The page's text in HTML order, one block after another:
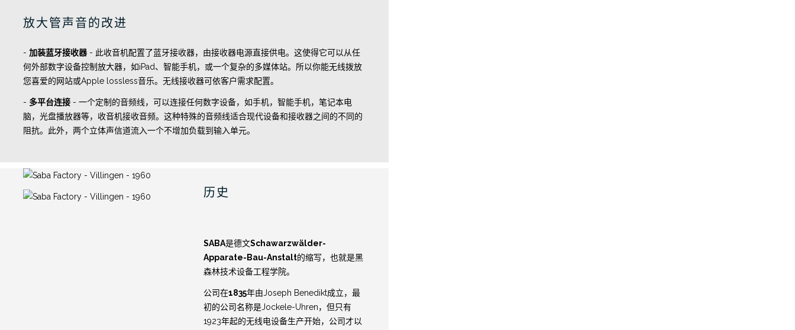
放大管声音的改进
- 加装蓝牙接收器- 此收音机配置了蓝牙接收器，由接收器电源直接供电。这使得它可以从任
何外部数字设备控制放大器，如iPad、智能手机，或一个复杂的多媒体站。所以你能无线拨放
您喜爱的网站或Apple lossless音乐。无线接收器可依客户需求配置。
- 多平台连接 - 一个定制的音频线，可以连接任何数字设备，如手机，智能手机，笔记本电
脑，光盘播放器等，收音机接收音频。这种特殊的音频线适合现代设备和接收器之间的不同的
阻抗。此外，两个立体声信道流入一个不增加负载到输入单元。
历史
SABA是德文Schawarzwälder-
Apparate-Bau-Anstalt的缩写，也就是黑
森林技术设备工程学院。
公司在1835年由Joseph Benedikt成立，最
初的公司名称是Jockele-Uhren，但只有
1923年起的无线电设备生产开始，公司才以